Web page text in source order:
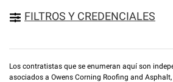
FILTROS Y CREDENCIALES
Los contratistas que se enumeran aquí son
asociados a Owens Corning Roofing and